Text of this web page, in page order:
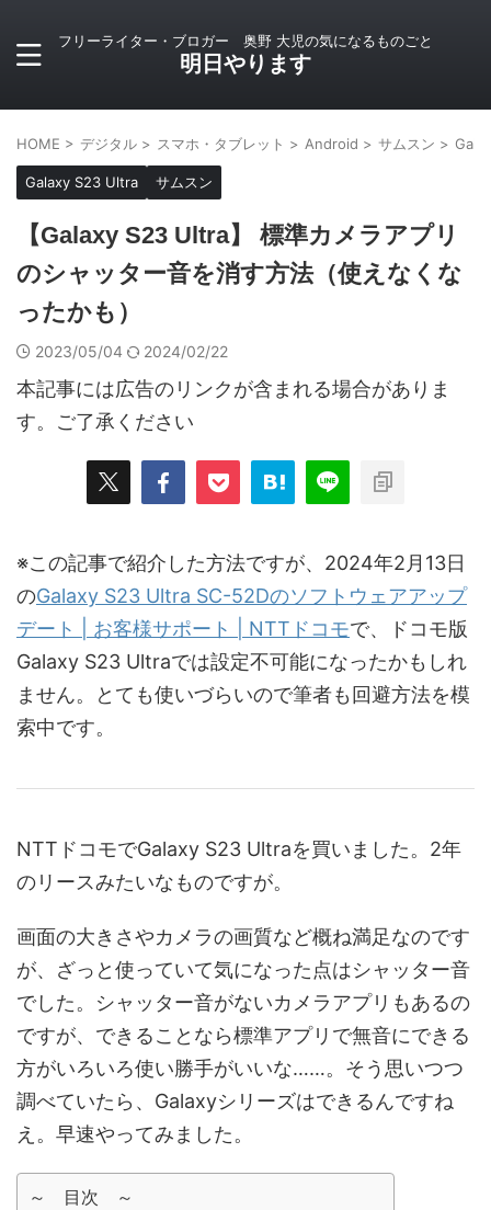
フリーライター・ブロガー 奥野 大児の気になるものごと
明日やります
HOME > デジタル > スマホ・タブレット > Android > サムスン >
Galaxy S23 Ultra サムスン
【Galaxy S23 Ultra】 標準カメラアプリ
のシャッター音を消す方法（使えなくな
ったかも）
2023/05/04 2024/02/22
本記事には広告のリンクが含まれる場合がありま
す。ご了承ください
※この記事で紹介した方法ですが、2024年2月13日
のGalaxy S23 Ultra SC-52Dのソフトウェアアップ
デート | お客様サポート | NTTドコモで、ドコモ版
Galaxy S23 Ultraでは設定不可能になったかもしれ
ません。とても使いづらいので筆者も回避方法を模
索中です。
NTTドコモでGalaxy S23 Ultraを買いました。2年
のリースみたいなものですが。
画面の大きさやカメラの画質など概ね満足なのです
が、ざっと使っていて気になった点はシャッター音
でした。シャッター音がないカメラアプリもあるの
ですが、できることなら標準アプリで無音にできる
方がいろいろ使い勝手がいいな……。そう思いつつ
調べていたら、Galaxyシリーズはできるんですね
え。早速やってみました。
～ 目次 ～